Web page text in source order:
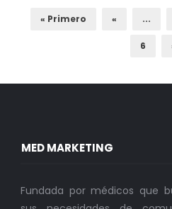
« Primero « ...
6
MED MARKETING
Fundada por médicos que